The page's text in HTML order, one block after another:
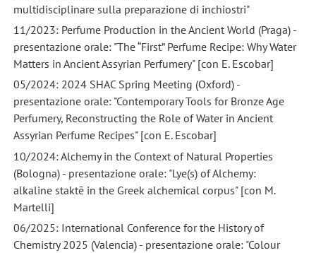
multidisciplinare sulla preparazione di inchiostri"
11/2023: Perfume Production in the Ancient World (Praga) -
presentazione orale: "The “First” Perfume Recipe: Why Water
Matters in Ancient Assyrian Perfumery" [con E. Escobar]
05/2024: 2024 SHAC Spring Meeting (Oxford) -
presentazione orale: "Contemporary Tools for Bronze Age
Perfumery, Reconstructing the Role of Water in Ancient
Assyrian Perfume Recipes" [con E. Escobar]
10/2024: Alchemy in the Context of Natural Properties
(Bologna) - presentazione orale: "Lye(s) of Alchemy:
alkaline staktē in the Greek alchemical corpus" [con M.
Martelli]
06/2025: International Conference for the History of
Chemistry 2025 (Valencia) - presentazione orale: "Colour